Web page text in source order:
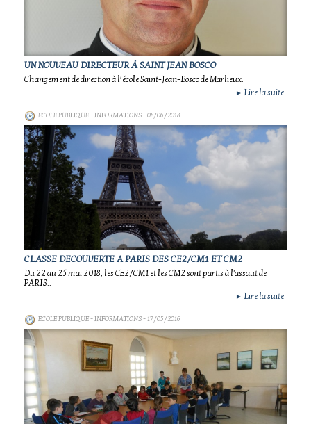
UN NOUVEAU DIRECTEUR À SAINT JEAN BOSCO
Changement de direction à l’école Saint-Jean-Bosco de Marlieux.
► Lire la suite
ECOLE PUBLIQUE - INFORMATIONS- 08/06/2018
CLASSE DECOUVERTE A PARIS DES CE2/CM1 ET CM2
Du 22 au 25 mai 2018, les CE2/CM1 et les CM2 sont partis à l'assaut de
PARIS..
► Lire la suite
ECOLE PUBLIQUE - INFORMATIONS- 17/05/2016